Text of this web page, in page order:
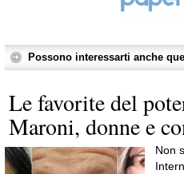
Possono interessarti anche
Le favorite del
Maroni, donne e
Non